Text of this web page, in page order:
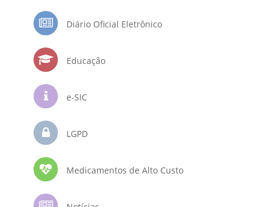
Diário Oficial Eletrônico
Educação
e-SIC
LGPD
Medicamentos de Alto Custo